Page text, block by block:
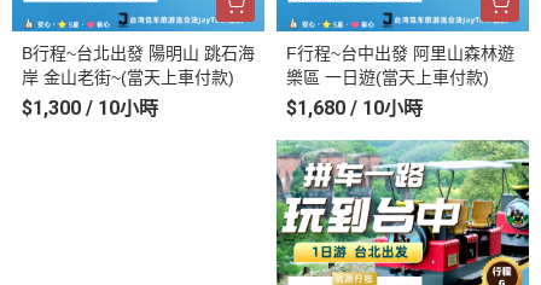
B行程~台北出發 陽明山 跳石海
岸 金山老街~(當天上車付款)
$1,300 / 10小時
F行程~台中出發 阿里山森林遊
樂區 一日遊(當天上車付款)
$1,680 / 10小時